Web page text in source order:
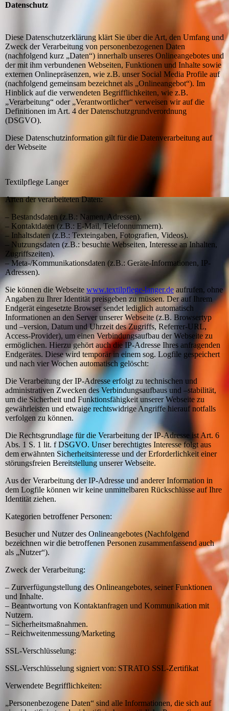
Datenschutz
Diese Datenschutzerklärung klärt Sie über die Art, den Umfang und
Zweck der Verarbeitung von personenbezogenen Daten
(nachfolgend kurz „Daten“) innerhalb unseres Onlineangebotes und
der mit ihm verbundenen Webseiten, Funktionen und Inhalte sowie
externen Onlinepräsenzen, wie z.B. unser Social Media Profile auf
(nachfolgend gemeinsam bezeichnet als „Onlineangebot“). Im
Hinblick auf die verwendeten Begrifflichkeiten, wie z.B.
„Verarbeitung“ oder „Verantwortlicher“ verweisen wir auf die
Definitionen im Art. 4 der Datenschutzgrundverordnung
(DSGVO).
Diese Datenschutzinformation gilt für die Datenverarbeitung auf
der Webseite
Textilpflege Langer
Arten der verarbeiteten Daten:
– Bestandsdaten (z.B.: Namen, Adressen).
– Kontaktdaten (z.B.: E-Mail, Telefonnummern).
– Inhaltsdaten (z.B.: Texteingaben, Fotografien, Videos).
– Nutzungsdaten (z.B.: besuchte Webseiten, Interesse an Inhalten,
Zugriffszeiten).
– Meta-/Kommunikationsdaten (z.B.: Geräte-Informationen, IP-
Adressen).
Sie können die Webseite www.textilpflege-langer.de aufrufen, ohne
Angaben zu Ihrer Identität preisgeben zu müssen. Der auf Ihrem
Endgerät eingesetzte Browser sendet lediglich automatisch
Informationen an den Server unserer Webseite (z.B. Browsertyp
und –version, Datum und Uhrzeit des Zugriffs, Referrer-URL,
Access-Provider), um einen Verbindungsaufbau der Webseite zu
ermöglichen. Hierzu gehört auch die IP-Adresse Ihres anfragenden
Endgerätes. Diese wird temporär in einem sog. Logfile gespeichert
und nach vier Wochen automatisch gelöscht:
Die Verarbeitung der IP-Adresse erfolgt zu technischen und
administrativen Zwecken des Verbindungsaufbaus und –stabilität,
um die Sicherheit und Funktionsfähigkeit unserer Webseite zu
gewährleisten und etwaige rechtswidrige Angriffe hierauf notfalls
verfolgen zu können.
Die Rechtsgrundlage für die Verarbeitung der IP-Adresse ist Art. 6
Abs. 1 S. 1 lit. f DSGVO. Unser berechtigtes Interesse folgt aus
dem erwähnten Sicherheitsinteresse und der Erforderlichkeit einer
störungsfreien Bereitstellung unserer Webseite.
Aus der Verarbeitung der IP-Adresse und anderer Information in
dem Logfile können wir keine unmittelbaren Rückschlüsse auf Ihre
Identität ziehen.
Kategorien betroffener Personen:
Besucher und Nutzer des Onlineangebotes (Nachfolgend
bezeichnen wir die betroffenen Personen zusammenfassend auch
als „Nutzer“).
Zweck der Verarbeitung:
– Zurverfügungstellung des Onlineangebotes, seiner Funktionen
und Inhalte.
– Beantwortung von Kontaktanfragen und Kommunikation mit
Nutzern.
– Sicherheitsmaßnahmen.
– Reichweitenmessung/Marketing
SSL-Verschlüsselung:
SSL-Verschlüsselung signiert von: STRATO SSL-Zertifikat
Verwendete Begrifflichkeiten:
„Personenbezogene Daten“ sind alle Informationen, die sich auf